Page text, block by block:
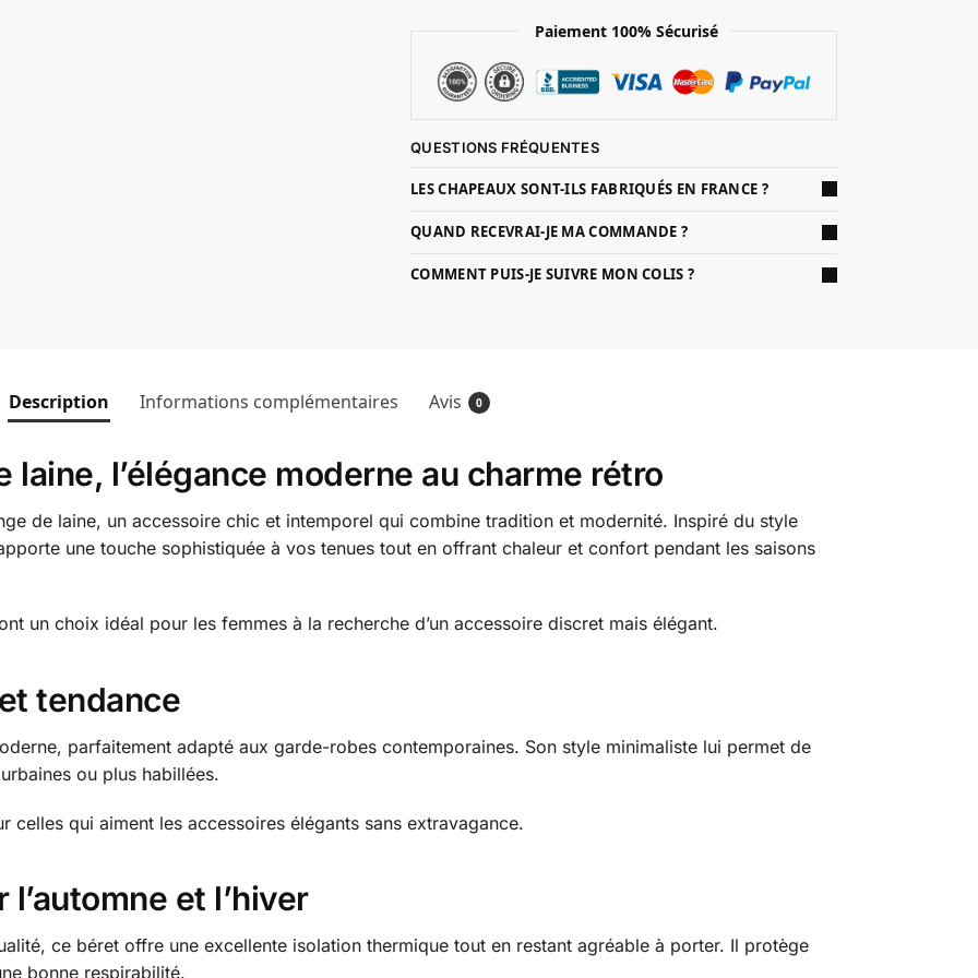
Paiement 100% Sécurisé
QUESTIONS FRÉQUENTES
LES CHAPEAUX SONT-ILS FABRIQUÉS EN FRANCE ?
QUAND RECEVRAI-JE MA COMMANDE ?
COMMENT PUIS-JE SUIVRE MON COLIS ?
Description Informations complémentaires Avis 0
laine, l’élégance moderne au charme rétro
de laine, un accessoire chic et intemporel qui combine tradition et modernité. Inspiré du style
une touche sophistiquée à vos tenues tout en offrant chaleur et confort pendant les saisons
un choix idéal pour les femmes à la recherche d’un accessoire discret mais élégant.
tendance
parfaitement adapté aux garde-robes contemporaines. Son style minimaliste lui permet de
ou plus habillées.
celles qui aiment les accessoires élégants sans extravagance.
et l’hiver
ce béret offre une excellente isolation thermique tout en restant agréable à porter. Il protège
bonne respirabilité.